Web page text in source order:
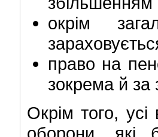
окрім
право на
зокрема й за
Окрім того, усі